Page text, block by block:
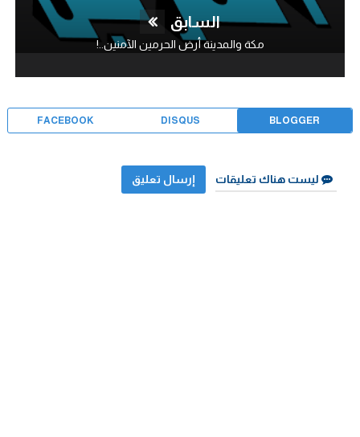
السابق
مكة والمدينة أرض الحرمين الآمنين..!
BLOGGER
DISQUS
FACEBOOK
ليست هناك تعليقات إرسال تعليق